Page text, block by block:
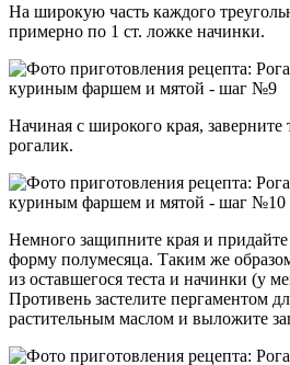
На широкую часть каждого
примерно по 1 ст. ложке начинки.
Начиная с широкого края, заверните
рогалик.
Немного защипните края и
форму полумесяца. Таким же
из оставшегося теста и начинки (у
Противень застелите пергаментом
растительным маслом и выложите